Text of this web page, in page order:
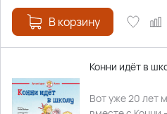
В корзину
Конни идёт в
Вот уже 20 лет